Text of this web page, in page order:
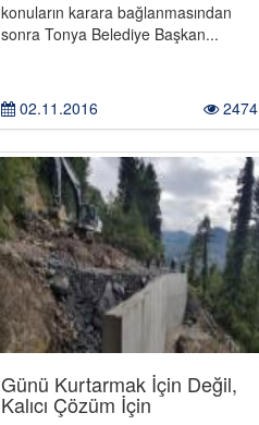
konuların karara bağlanmasından
sonra Tonya Belediye Başkan...
02.11.2016 2474
Günü Kurtarmak İçin Değil,
Kalıcı Çözüm İçin